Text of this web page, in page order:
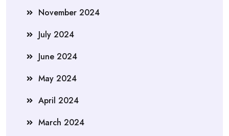
November 2024
July 2024
June 2024
May 2024
April 2024
March 2024